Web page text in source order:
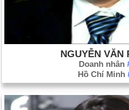
NGUYỄN VĂN
Doanh nhân
Hồ Chí Minh